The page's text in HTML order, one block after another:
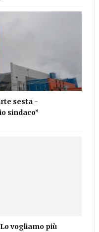
sesta -
sindaco”
vogliamo più